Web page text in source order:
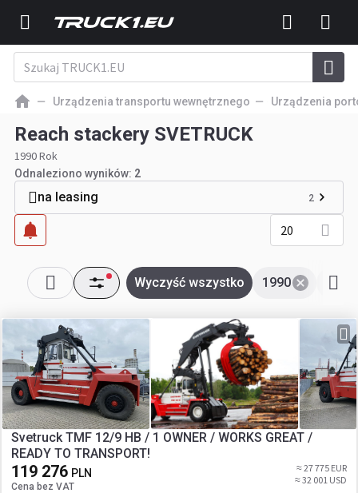
Urządzenia transportu wewnętrznego Urządzenia
Reach stackery SVETRUCK
1990 Rok
Odnaleziono wyników: 2
na leasing 2
20
1990
Wyczyść wszystko
Svetruck TMF 12/9 HB / 1 OWNER / WORKS GREAT /
READY TO TRANSPORT!
119 276 PLN
Cena bez VAT
≈ 27 775 EUR
≈ 32 001 USD